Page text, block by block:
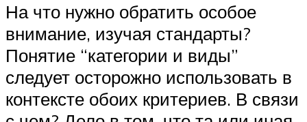
На что нужно обратить особое
внимание, изучая стандарты?
Понятие “категории и виды”
следует осторожно использовать в
контексте обоих критериев. В связи